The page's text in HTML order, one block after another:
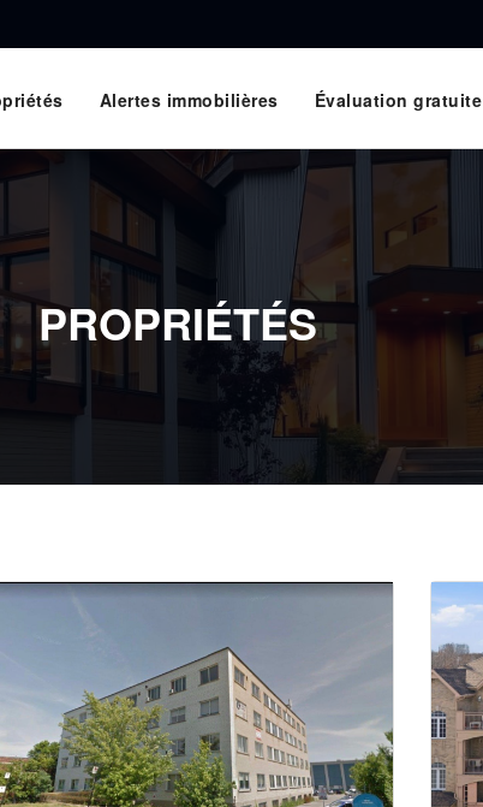
Alertes immobilières Évaluation gratuite
PROPRIÉTÉS